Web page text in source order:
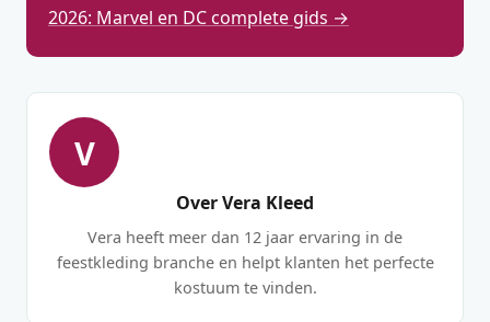
2026: Marvel en DC complete gids →
V
Over Vera Kleed
Vera heeft meer dan 12 jaar ervaring in de
feestkleding branche en helpt klanten het perfecte
kostuum te vinden.